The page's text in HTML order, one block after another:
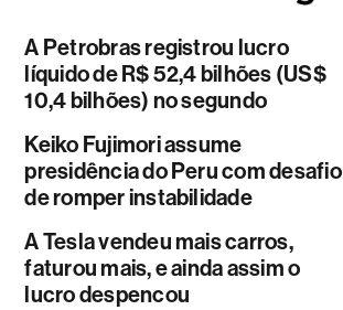
A Petrobras registrou lucro
líquido de R$ 52,4 bilhões (US$
10,4 bilhões) no segundo
Keiko Fujimori assume
presidência do Peru com desafio
de romper instabilidade
A Tesla vendeu mais carros,
faturou mais, e ainda assim o
lucro despencou